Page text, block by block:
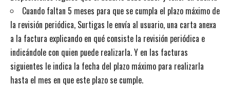
Cuando faltan 5 meses para que se cumpla el plazo máximo de
la revisión periódica, Surtigas le envía al usuario, una carta anexa
a la factura explicando en qué consiste la revisión periódica e
indicándole con quien puede realizarla. Y en las facturas
siguientes le indica la fecha del plazo máximo para realizarla
hasta el mes en que este plazo se cumple.